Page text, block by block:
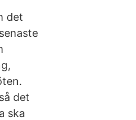
det
det
ska